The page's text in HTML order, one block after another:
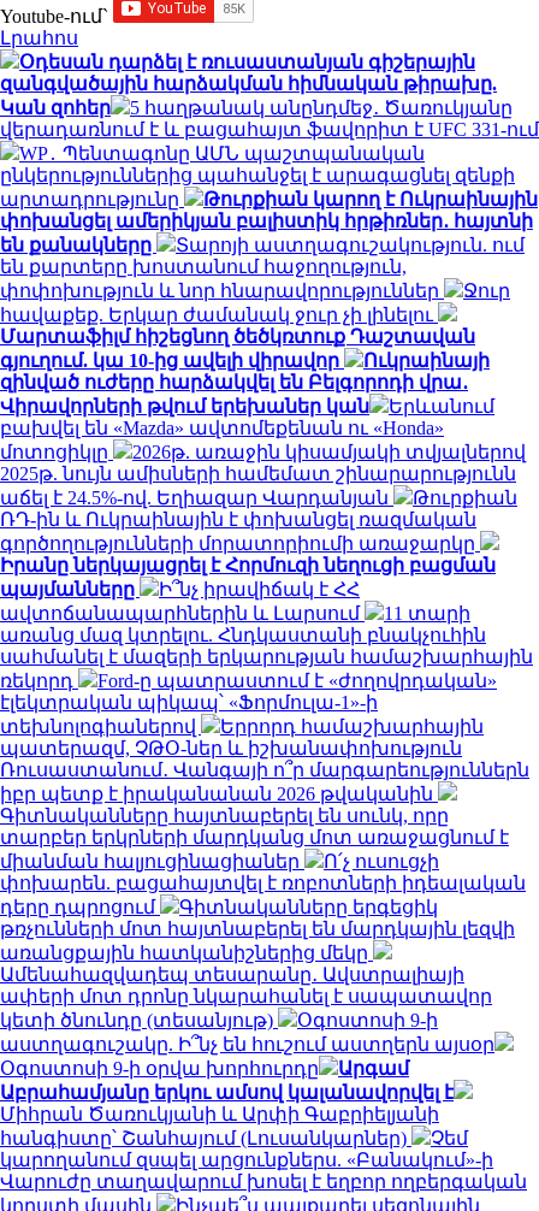
Youtube-ում`
Լրահոս
Օդեսան դարձել է ռուսաստանյան գիշերային
զանգվածային հարձակման հիմնական թիրախը.
Կան զոհեր
5 հաղթանակ անընդմեջ․ Ծառուկյանը
վերադառնում է և բացահայտ ֆավորիտ է UFC 331-ում
WP․ Պենտագոնը ԱՄՆ պաշտպանական
ընկերություններից պահանջել է արագացնել զենքի
արտադրությունը
Թուրքիան կարող է Ուկրաինային
փոխանցել ամերիկյան բալիստիկ հրթիռներ․ հայտնի
են քանակները
Տարոյի աստղագուշակություն. ում
են քարտերը խոստանում հաջողություն,
փոփոխություն և նոր հնարավորություններ
Ջուր
հավաքեք. Երկար ժամանակ ջուր չի լինելու
Մարտաֆիլմ հիշեցնող ծեծկռտուք Դաշտավան
գյուղում. կա 10-ից ավելի վիրավոր
Ուկրաինայի
զինված ուժերը հարձակվել են Բելգորոդի վրա․
Վիրավորների թվում երեխաներ կան
Երևանում
բախվել են «Mazda» ավտոմեքենան ու «Honda»
մոտոցիկլը
2026թ. առաջին կիսամյակի տվյալներով
2025թ. նույն ամիսների համեմատ շինարարությունն
աճել է 24.5%-ով. Եղիազար Վարդանյան
Թուրքիան
ՌԴ-ին և Ուկրաինային է փոխանցել ռազմական
գործողությունների մորատորիումի առաջարկը
Իրանը ներկայացրել է Հորմուզի նեղուցի բացման
պայմանները
Ի՞նչ իրավիճակ է ՀՀ
ավտոճանապարհներին և Լարսում
11 տարի
առանց մազ կտրելու. Հնդկաստանի բնակչուհին
սահմանել է մազերի երկարության համաշխարհային
ռեկորդ
Ford-ը պատրաստում է «ժողովրդական»
էլեկտրական պիկապ՝ «Ֆորմուլա-1»-ի
տեխնոլոգիաներով
Երրորդ համաշխարհային
պատերազմ, ՉԹՕ-ներ և իշխանափոխություն
Ռուսաստանում․ Վանգայի ո՞ր մարգարեություններն
իբր պետք է իրականանան 2026 թվականին
Գիտնականները հայտնաբերել են սունկ, որը
տարբեր երկրների մարդկանց մոտ առաջացնում է
միանման հալյուցինացիաներ
Ո՛չ ուսուցչի
փոխարեն. բացահայտվել է ռոբոտների իդեալական
դերը դպրոցում
Գիտնականները երգեցիկ
թռչունների մոտ հայտնաբերել են մարդկային լեզվի
առանցքային հատկանիշներից մեկը
Ամենահազվադեպ տեսարանը․ Ավստրալիայի
ափերի մոտ դրոնը նկարահանել է սապատավոր
կետի ծնունդը (տեսանյութ)
Օգոստոսի 9-ի
աստղագուշակը. Ի՞նչ են հուշում աստղերն այսօր
Օգոստոսի 9-ի օրվա խորհուրդը
Արգամ
Աբրահամյանը երկու ամսով կալանավորվել է
Միհրան Ծառուկյանի և Արփի Գաբրիելյանի
հանգիստը՝ Շանհայում (Լուսանկարներ)
Չեմ
կարողանում զսպել արցունքներս. «Բանակում»-ի
Վարուժը տաղավարում խոսել է եղբոր ողբերգական
կորստի մասին
Ինչպե՞ս պայքարել սեզոնային